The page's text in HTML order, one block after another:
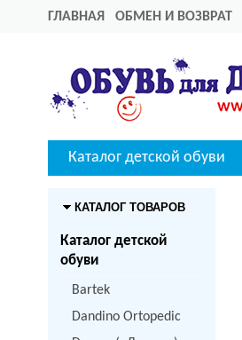
ГЛАВНАЯ ОБМЕН И ВОЗВРАТ
Каталог детской обуви
КАТАЛОГ ТОВАРОВ
Каталог детской
обуви
Bartek
Dandino Ortopedic